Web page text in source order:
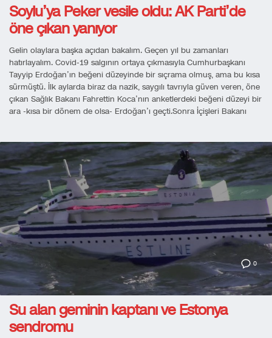
Soylu’ya Peker vesile oldu: AK Parti’de
öne çıkan yanıyor
Gelin olaylara başka açıdan bakalım. Geçen yıl bu zamanları
hatırlayalım. Covid-19 salgının ortaya çıkmasıyla Cumhurbaşkanı
Tayyip Erdoğan’ın beğeni düzeyinde bir sıçrama olmuş, ama bu kısa
sürmüştü. İlk aylarda biraz da nazik, saygılı tavrıyla güven veren, öne
çıkan Sağlık Bakanı Fahrettin Koca’nın anketlerdeki beğeni düzeyi bir
ara -kısa bir dönem de olsa- Erdoğan’ı geçti.Sonra İçişleri Bakanı
0
Su alan geminin kaptanı ve Estonya
sendromu